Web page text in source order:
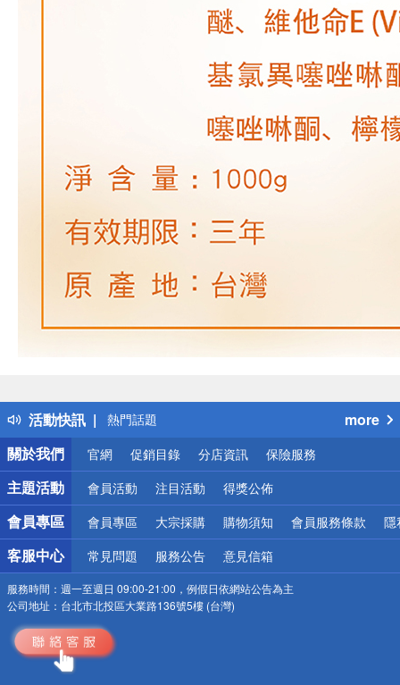
活動快訊
得獎公告
熱門話題
銀行優惠
偏遠地區配送
詐騙網頁！請小心！
more
關於我們
官網 促銷目錄 分店資訊 保險服務
主題活動 會員活動 注目活動 得獎公佈
會員專區 會員專區 大宗採購 購物須知 會員服務條款 隱
客服中心 常見問題 服務公告 意見信箱
服務時間： 週一至週日 09:00-21:00，例假日依網站公告為主
公司地址： 台北市北投區大業路136號5樓 (台灣)